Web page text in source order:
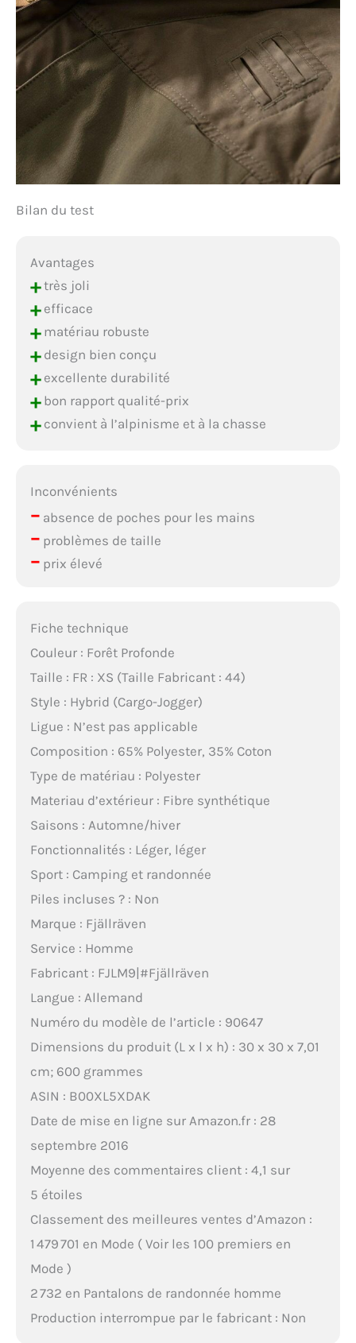
Bilan du test
Avantages
+très joli
+efficace
+matériau robuste
+design bien conçu
+excellente durabilité
+bon rapport qualité-prix
+convient à l’alpinisme et à la chasse
Inconvénients
–absence de poches pour les mains
–problèmes de taille
–prix élevé
Fiche technique
Couleur : Forêt Profonde
Taille : FR : XS (Taille Fabricant : 44)
Style : Hybrid (Cargo-Jogger)
Ligue : N’est pas applicable
Composition : 65% Polyester, 35% Coton
Type de matériau : Polyester
Materiau d’extérieur : Fibre synthétique
Saisons : Automne/hiver
Fonctionnalités : Léger, léger
Sport : Camping et randonnée
Piles incluses ? : Non
Marque : Fjällräven
Service : Homme
Fabricant : FJLM9|#Fjällräven
Langue : Allemand
Numéro du modèle de l’article : 90647
Dimensions du produit (L x l x h) : 30 x 30 x 7,01
cm; 600 grammes
ASIN : B00XL5XDAK
Date de mise en ligne sur Amazon.fr : 28
septembre 2016
Moyenne des commentaires client : 4,1 sur
5 étoiles
Classement des meilleures ventes d’Amazon :
1 479 701 en Mode ( Voir les 100 premiers en
Mode )
2 732 en Pantalons de randonnée homme
Production interrompue par le fabricant : Non